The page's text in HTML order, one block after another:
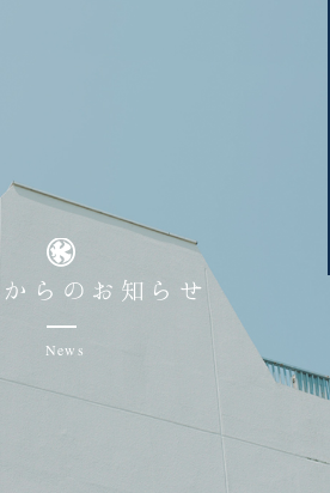
らのお知らせ
News